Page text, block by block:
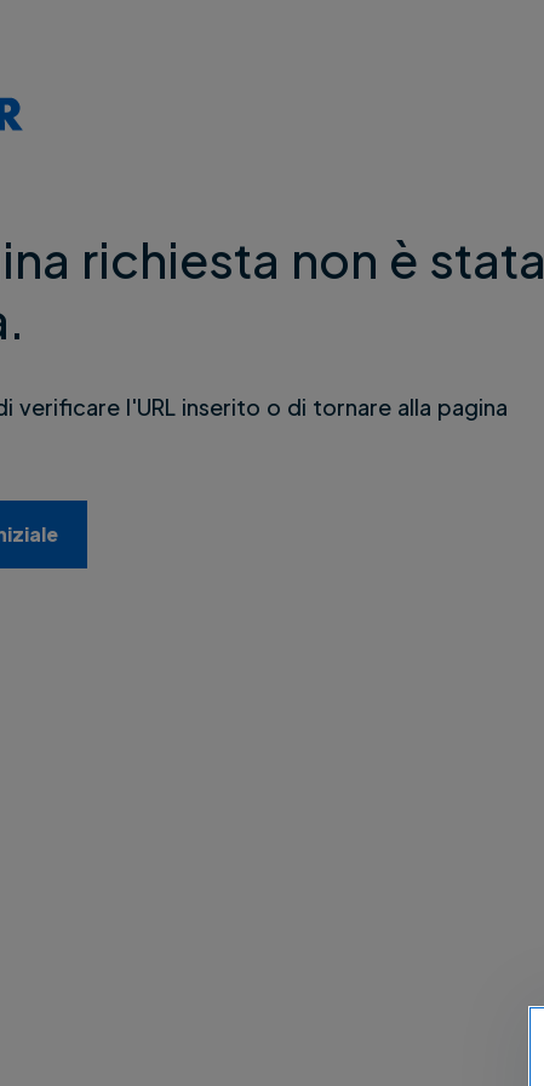
richiesta non è stata
verificare l'URL inserito o di tornare alla pagina